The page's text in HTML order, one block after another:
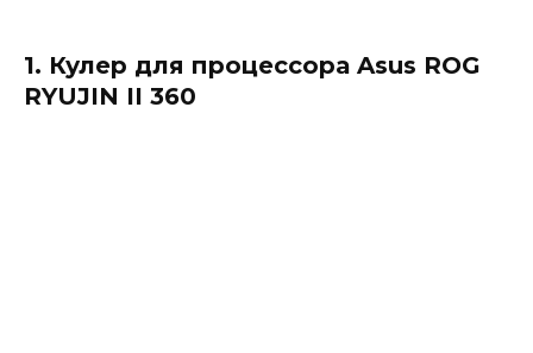
1. Кулер для процессора Asus ROG
RYUJIN II 360